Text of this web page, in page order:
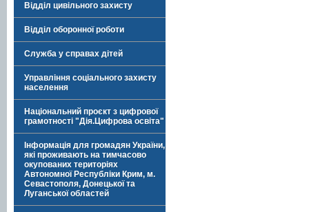
Відділ цивільного захисту
Відділ оборонної роботи
Служба у справах дітей
Управління соціального захисту
населення
Національний проєкт з цифрової
грамотності "Дія.Цифрова освіта"
Інформація для громадян України,
які проживають на тимчасово
окупованих територіях
Автономної Республіки Крим, м.
Севастополя, Донецької та
Луганської областей